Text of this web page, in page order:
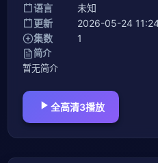
语言
未知
更新
2026-05-24
集数
1
简介
暂无简介
全高清3播放